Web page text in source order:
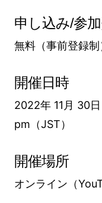
申し込み/参
無料（事前登録制
開催日時
2022年 11月 30
pm（JST）
開催場所
オンライン（